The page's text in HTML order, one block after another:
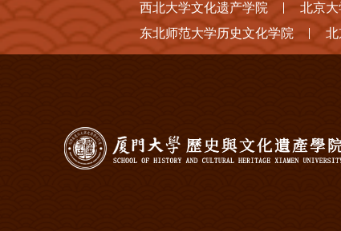
西北大学文化遗产学院
北京
东北师范大学历史文化学院
北